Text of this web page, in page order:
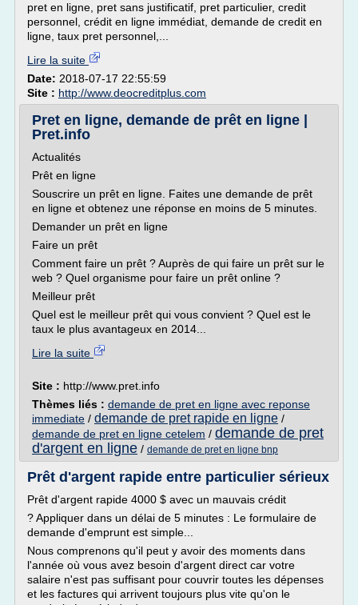
pret en ligne, pret sans justificatif, pret particulier, credit
personnel, crédit en ligne immédiat, demande de credit en
ligne, taux pret personnel,...
Lire la suite
Date: 2018-07-17 22:55:59
Site : http://www.deocreditplus.com
Pret en ligne, demande de prêt en ligne |
Pret.info
Actualités
Prêt en ligne
Souscrire un prêt en ligne. Faites une demande de prêt
en ligne et obtenez une réponse en moins de 5 minutes.
Demander un prêt en ligne
Faire un prêt
Comment faire un prêt ? Auprès de qui faire un prêt sur le
web ? Quel organisme pour faire un prêt online ?
Meilleur prêt
Quel est le meilleur prêt qui vous convient ? Quel est le
taux le plus avantageux en 2014...
Lire la suite
Site : http://www.pret.info
Thèmes liés : demande de pret en ligne avec reponse
immediate / demande de pret rapide en ligne /
demande de pret en ligne cetelem / demande de pret
d'argent en ligne / demande de pret en ligne bnp
Prêt d'argent rapide entre particulier sérieux
Prêt d'argent rapide 4000 $ avec un mauvais crédit
? Appliquer dans un délai de 5 minutes : Le formulaire de
demande d'emprunt est simple...
Nous comprenons qu'il peut y avoir des moments dans
l'année où vous avez besoin d'argent direct car votre
salaire n'est pas suffisant pour couvrir toutes les dépenses
et les factures qui arrivent toujours plus vite qu'on le